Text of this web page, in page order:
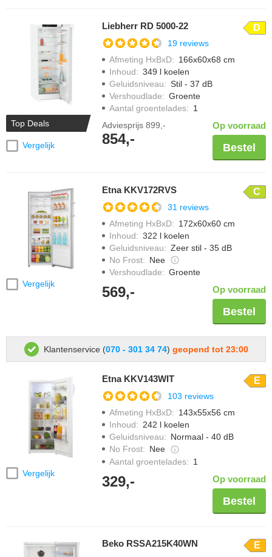
Top Deals
Vergelijk
Liebherr RD 5000-22 D
19 reviews
Afmeting HxBxD: 166x60x68 cm
Inhoud: 349 l koelen
Geluidsniveau: Stil - 37 dB
Vershoudlade: Groente
Aantal groentelades: 1
Adviesprijs 899,-
854,-
Op voorraad
Bestel
Vergelijk
Etna KKV172RVS C
31 reviews
Afmeting HxBxD: 172x60x60 cm
Inhoud: 322 l koelen
Geluidsniveau: Zeer stil - 35 dB
No Frost: Nee
Vershoudlade: Groente
569,- Op voorraad
Bestel
Klantenservice (070 - 301 34 74) geopend tot 23:00
Vergelijk
Etna KKV143WIT E
103 reviews
Afmeting HxBxD: 143x55x56 cm
Inhoud: 242 l koelen
Geluidsniveau: Normaal - 40 dB
No Frost: Nee
Aantal groentelades: 1
329,- Op voorraad
Bestel
Beko RSSA215K40WN E